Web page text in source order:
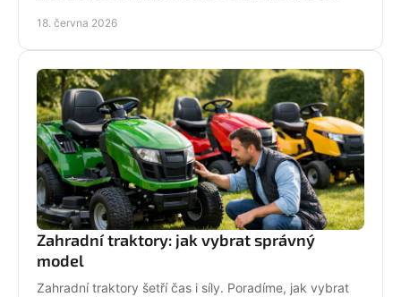
18. června 2026
Zahradní traktory: jak vybrat správný
model
Zahradní traktory šetří čas i síly. Poradíme, jak vybrat